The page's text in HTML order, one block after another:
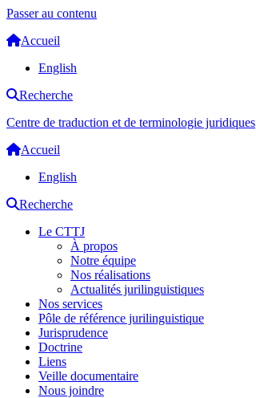
Passer au contenu
Accueil
English
Recherche
Centre de traduction et de terminologie juridiques
Accueil
English
Recherche
Le CTTJ
À propos
Notre équipe
Nos réalisations
Actualités jurilinguistiques
Nos services
Pôle de référence jurilinguistique
Jurisprudence
Doctrine
Liens
Veille documentaire
Nous joindre